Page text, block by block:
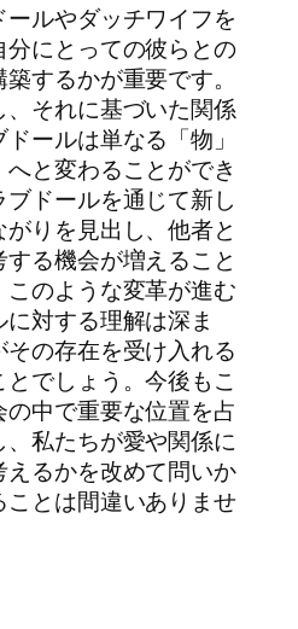
ルやダッチワイフを
にとっての彼らとの
するかが重要です。
それに基づいた関係
ールは単なる「物」
と変わることができ
ドールを通じて新し
りを見出し、他者と
る機会が増えること
のような変革が進む
対する理解は深ま
の存在を受け入れる
でしょう。今後もこ
中で重要な位置を占
私たちが愛や関係に
るかを改めて問いか
とは間違いありませ